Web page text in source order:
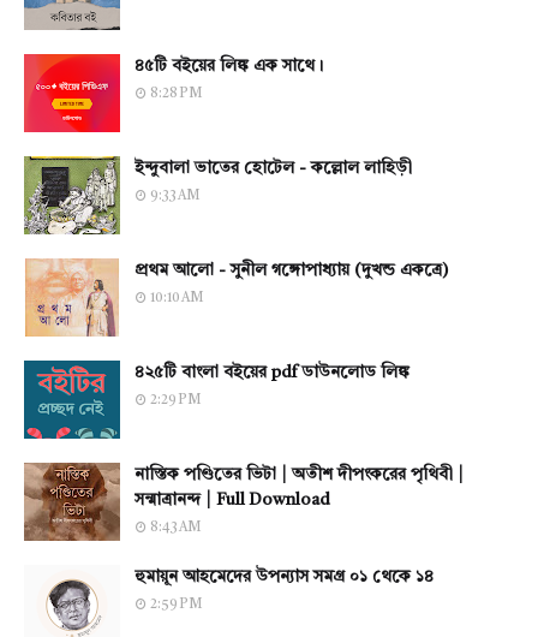
৪৫টি বইয়ের লিঙ্ক এক সাথে।
8:28 PM
ইন্দুবালা ভাতের হোটেল - কল্লোল লাহিড়ী
9:33 AM
প্রথম আলো - সুনীল গঙ্গোপাধ্যায় (দুখন্ড একত্রে)
10:10 AM
৪২৫টি বাংলা বইয়ের pdf ডাউনলোড লিঙ্ক
2:29 PM
নাস্তিক পণ্ডিতের ভিটা | অতীশ দীপংকরের পৃথিবী |
সন্মাত্রানন্দ | Full Download
8:43 AM
হুমায়ূন আহমেদের উপন্যাস সমগ্র ০১ থেকে ১৪
2:59 PM